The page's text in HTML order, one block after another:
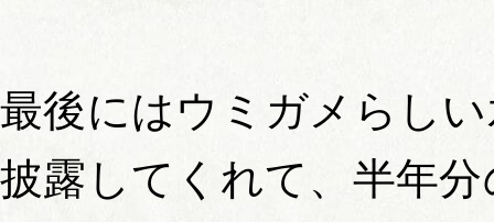
最後にはウミガメらし
披露してくれて、半年